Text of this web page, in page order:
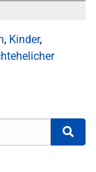
, Kinder,